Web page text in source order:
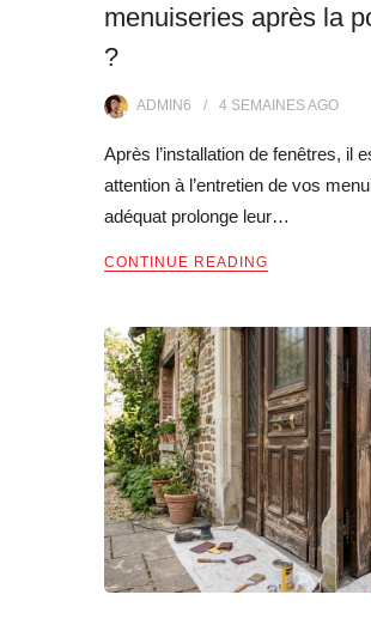
menuiseries après la
?
ADMIN6 4 SEMAINESAGO
Après l’installation de fenêtres, il
attention à l’entretien de vos
adéquat prolonge leur…
CONTINUE READING